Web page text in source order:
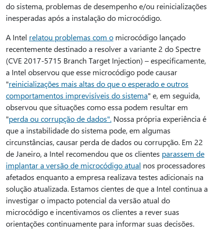
do sistema, problemas de desempenho e/ou reinicializações
inesperadas após a instalação do microcódigo.
A Intel relatou problemas com o microcódigo lançado
recentemente destinado a resolver a variante 2 do Spectre
(CVE 2017-5715 Branch Target Injection) – especificamente,
a Intel observou que esse microcódigo pode causar
"reinicializações mais altas do que o esperado e outros
comportamentos imprevisíveis do sistema" e, em seguida,
observou que situações como essa podem resultar em
"perda ou corrupção de dados". Nossa própria experiência é
que a instabilidade do sistema pode, em algumas
circunstâncias, causar perda de dados ou corrupção. Em 22
de Janeiro, a Intel recomendou que os clientes parassem de
implantar a versão de microcódigo atual nos processadores
afetados enquanto a empresa realizava testes adicionais na
solução atualizada. Estamos cientes de que a Intel continua a
investigar o impacto potencial da versão atual do
microcódigo e incentivamos os clientes a rever suas
orientações continuamente para informar suas decisões.